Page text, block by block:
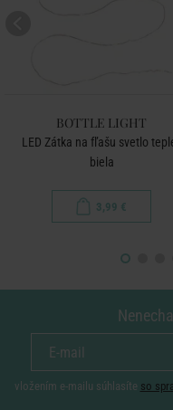
BOTTLE LIGHT
LED Zátka na fľašu svetlo
biela
3,99 €
vložením e-mailu súhlasíte so